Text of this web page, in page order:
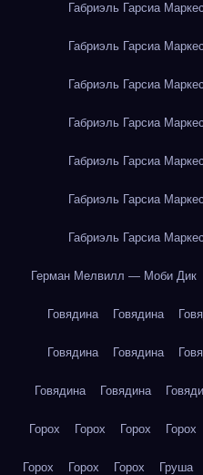
Габриэль Гарсиа
Габриэль Гарсиа
Габриэль Гарсиа
Габриэль Гарсиа
Габриэль Гарсиа
Габриэль Гарсиа
Габриэль Гарсиа
Герман Мелвилл — Моби Дик
Говядина Говядина
Говядина Говядина
Говядина Говядина
Горох Горох Горох Горох
Горох Горох Горох Груша